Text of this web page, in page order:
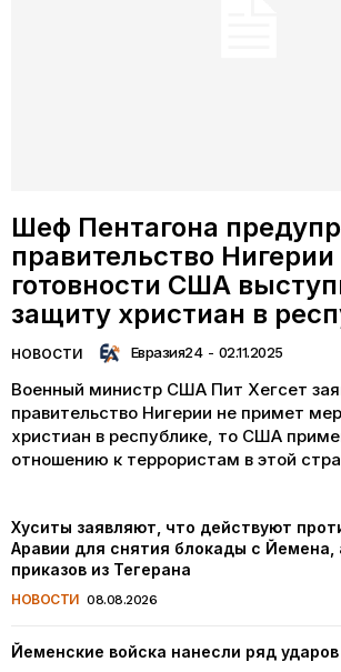
Шеф Пентагона
правительство Нигерии
готовности США
защиту христиан в
НОВОСТИ Евразия24 - 02.11.2025
Военный министр США Пит Хегсет
правительство Нигерии не примет
христиан в республике, то США
отношению к террористам в этой
Хуситы заявляют, что действуют
Аравии для снятия блокады с Йемена,
приказов из Тегерана
НОВОСТИ 08.08.2026
Йеменские войска нанесли ряд